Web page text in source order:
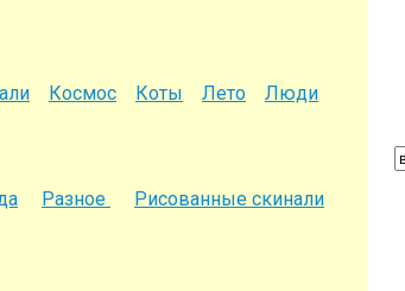
Космос Коты Лето
Люди
Разное
Рисованные скинали